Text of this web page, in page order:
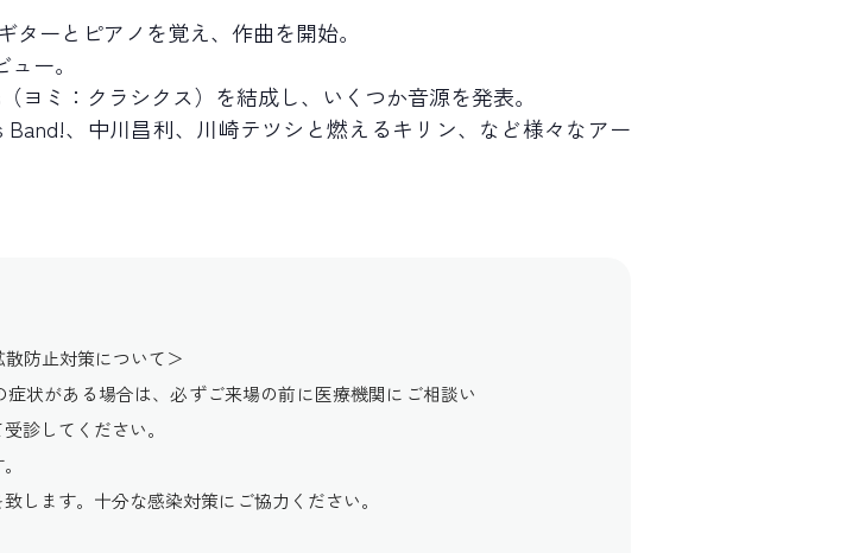
ターとピアノを覚え、作曲を開始。
ー。
ヨミ：クラシクス）を結成し、いくつか音源を発表。
Band!、中川昌利、川崎テツシと燃えるキリン、など様々なアー
防止対策について＞
状がある場合は、必ずご来場の前に医療機関にご相談い
診してください。
します。十分な感染対策にご協力ください。